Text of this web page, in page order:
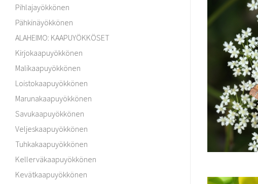
Pihlajayökkönen
Pähkinäyökkönen
ALAHEIMO: KAAPUYÖKKÖSET
Kirjokaapuyökkönen
Malikaapuyökkönen
Loistokaapuyökkönen
Marunakaapuyökkönen
Savukaapuyökkönen
Veljeskaapuyökkönen
Tuhkakaapuyökkönen
Kellerväkaapuyökkönen
Kevätkaapuyökkönen